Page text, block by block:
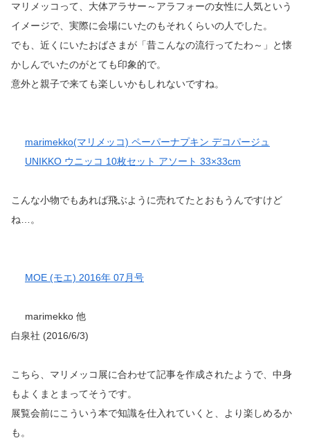
マリメッコって、大体アラサー～アラフォーの女性に人気という
イメージで、実際に会場にいたのもそれくらいの人でした。
でも、近くにいたおばさまが「昔こんなの流行ってたわ～」と懐
かしんでいたのがとても印象的で。
意外と親子で来ても楽しいかもしれないですね。
marimekko(マリメッコ) ペーパーナプキン デコパージュ
UNIKKO ウニッコ 10枚セット アソート 33×33cm
こんな小物でもあれば飛ぶように売れてたとおもうんですけど
ね…。
MOE (モエ) 2016年 07月号
marimekko 他
白泉社 (2016/6/3)
こちら、マリメッコ展に合わせて記事を作成されたようで、中身
もよくまとまってそうです。
展覧会前にこういう本で知識を仕入れていくと、より楽しめるか
も。